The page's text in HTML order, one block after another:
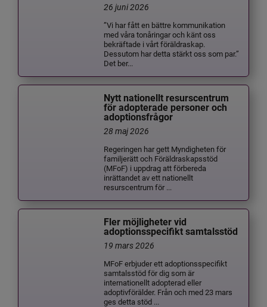
26 juni 2026
”Vi har fått en bättre kommunikation
med våra tonåringar och känt oss
bekräftade i vårt föräldraskap.
Dessutom har detta stärkt oss som par.”
Det ber...
Nytt nationellt resurscentrum
för adopterade personer och
adoptionsfrågor
28 maj 2026
Regeringen har gett Myndigheten för
familjerätt och Föräldraskapsstöd
(MFoF) i uppdrag att förbereda
inrättandet av ett nationellt
resurscentrum för ...
Fler möjligheter vid
adoptionsspecifikt samtalsstöd
19 mars 2026
MFoF erbjuder ett adoptionsspecifikt
samtalsstöd för dig som är
internationellt adopterad eller
adoptivförälder. Från och med 23 mars
ges detta stöd ...